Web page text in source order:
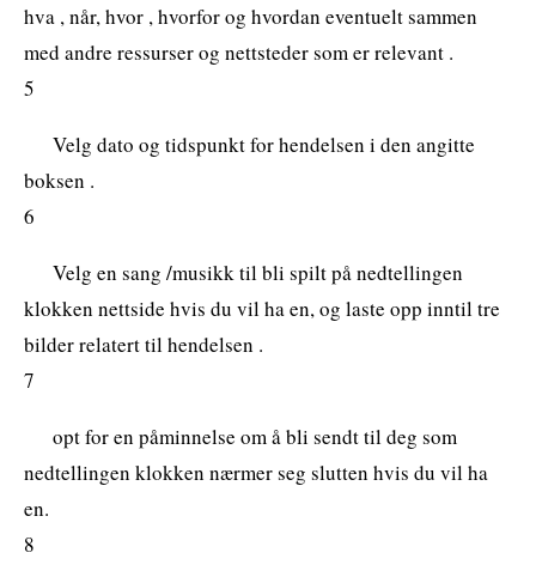
hva , når, hvor , hvorfor og hvordan eventuelt sammen
med andre ressurser og nettsteder som er relevant .
5
Velg dato og tidspunkt for hendelsen i den angitte
boksen .
6
Velg en sang /musikk til bli spilt på nedtellingen
klokken nettside hvis du vil ha en, og laste opp inntil tre
bilder relatert til hendelsen .
7
opt for en påminnelse om å bli sendt til deg som
nedtellingen klokken nærmer seg slutten hvis du vil ha
en.
8